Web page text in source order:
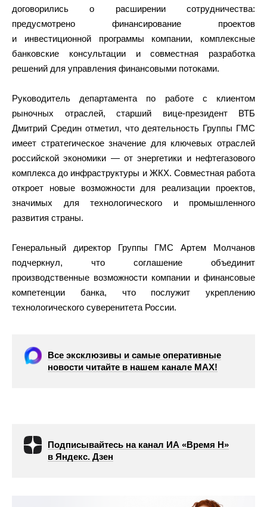
договорились о расширении сотрудничества:
предусмотрено финансирование проектов
и инвестиционной программы компании, комплексные
банковские консультации и совместная разработка
решений для управления финансовыми потоками.
Руководитель департамента по работе с клиентом
рыночных отраслей, старший вице-президент ВТБ
Дмитрий Средин отметил, что деятельность Группы ГМС
имеет стратегическое значение для ключевых отраслей
российской экономики — от энергетики и нефтегазового
комплекса до инфраструктуры и ЖКХ. Совместная работа
откроет новые возможности для реализации проектов,
значимых для технологического и промышленного
развития страны.
Генеральный директор Группы ГМС Артем Молчанов
подчеркнул, что соглашение объединит
производственные возможности компании и финансовые
компетенции банка, что послужит укреплению
технологического суверенитета России.
Все эксклюзивы и самые оперативные
новости читайте в нашем канале МАХ!
Подписывайтесь на канал ИА «Время Н»
в Яндекс. Дзен